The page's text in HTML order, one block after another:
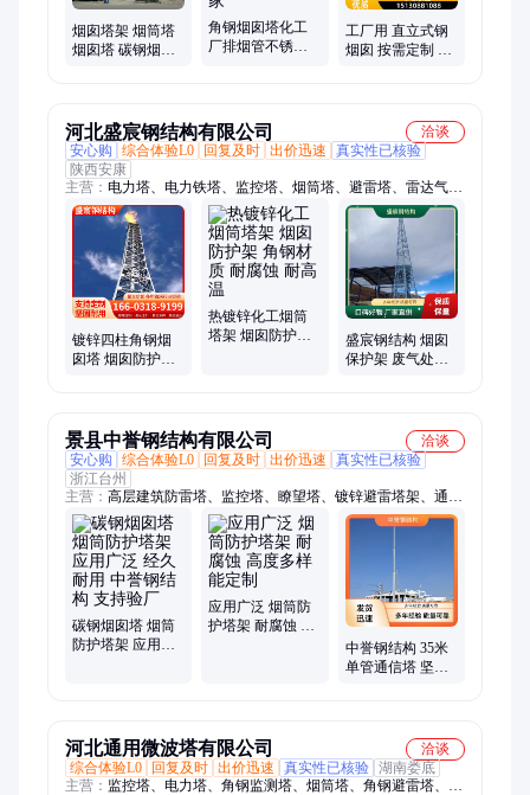
烟囱塔架 烟筒塔
烟囱塔 碳钢烟囱
角钢烟囱塔化工
厂排烟管不锈钢
工厂用 直立式钢
烟囱 按需定制 内
河北盛宸钢结构有限公司
洽谈
安心购
综合体验L0 回复及时 出价迅速
真实性已核验
陕西安康
主营： 电力塔、电力铁塔、监控塔、烟筒塔、避雷塔、雷达气象
塔、通信单管塔、单管通讯塔、拉线测风塔、监测导航塔、训练
塔、角钢电力架塔、避雷针塔、风电观测气象塔、变电站电力架
构、四柱角钢监视塔、监测雷达塔、美化单管塔、雷达塔、测风
塔、电力构架、灯塔、路灯杆、瞭望塔、烟囱塔
镀锌四柱角钢烟
囱塔 烟囱防护塔
热镀锌化工烟筒
塔架 烟囱防护架
盛宸钢结构 烟囱
保护架 废气处理
景县中誉钢结构有限公司
洽谈
安心购
综合体验L0 回复及时 出价迅速
真实性已核验
浙江台州
主营： 高层建筑防雷塔、监控塔、瞭望塔、镀锌避雷塔架、通讯
塔、烟囱塔、角钢塔、电力塔、消防训练塔、单管塔、变电站构
架、仿生树塔、电力钢管杆
碳钢烟囱塔 烟筒
防护塔架 应用广
应用广泛 烟筒防
护塔架 耐腐蚀 高
中誉钢结构 35米
单管通信塔 坚固
河北通用微波塔有限公司
洽谈
综合体验L0
回复及时 出价迅速 真实性已核验 湖南娄底
主营： 监控塔、电力塔、角钢监测塔、烟筒塔、角钢避雷塔、电